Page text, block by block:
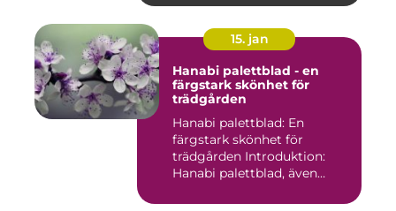
15. jan
Hanabi palettblad - en
färgstark skönhet för
trädgården
Hanabi palettblad: En
färgstark skönhet för
trädgården Introduktion:
Hanabi palettblad, även